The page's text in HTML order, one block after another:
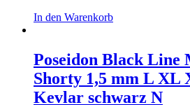
In den Warenkorb
Poseidon Black Line
Shorty 1,5 mm L XL
Kevlar schwarz N